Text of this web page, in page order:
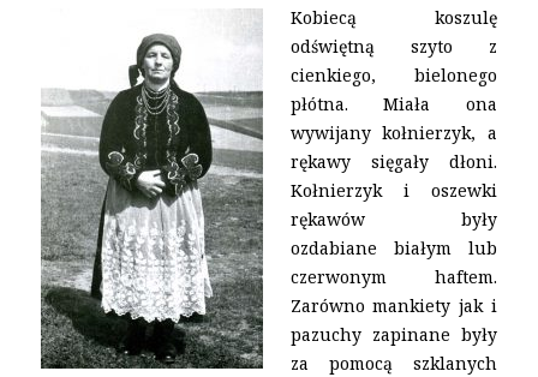
Kobiecą koszulę
odświętną szyto z
cienkiego, bielonego
płótna. Miała ona
wywijany kołnierzyk, a
rękawy sięgały dłoni.
Kołnierzyk i oszewki
rękawów były
ozdabiane białym lub
czerwonym haftem.
Zarówno mankiety jak i
pazuchy zapinane były
za pomocą szklanych